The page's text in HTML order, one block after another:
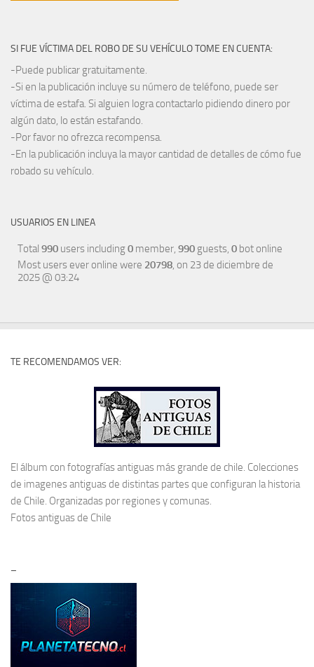
SI FUE VÍCTIMA DEL ROBO DE SU VEHÍCULO TOME EN CUENTA:
-Puede publicar gratuitamente.
-Si en la publicación incluye su número de teléfono, puede ser
víctima de estafa. Si alguien logra contactarlo pidiendo dinero por
algún dato, lo están estafando.
-Por favor no ofrezca recompensa.
-En la publicación incluya la mayor cantidad de detalles de cómo fue
robado su vehículo.
USUARIOS EN LINEA
Total 990 users including0 member, 990 guests, 0 bot online
Most users ever online were 20798, on 23 de diciembre de
2025 @ 03:24
TE RECOMENDAMOS VER:
El álbum con fotografías antiguas más grande de chile. Colecciones
de imagenes antiguas de distintas partes que configuran la historia
de Chile. Organizadas por regiones y comunas.
Fotos antiguas de Chile
–